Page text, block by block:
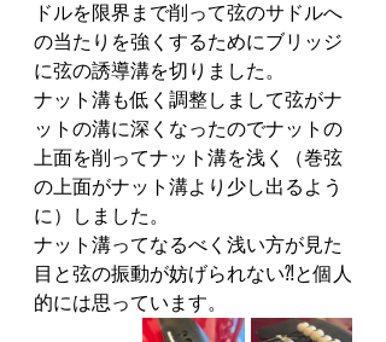
ドルを限界まで削って弦のサドルへ
の当たりを強くするためにブリッジ
に弦の誘導溝を切りました。
ナット溝も低く調整しまして弦がナ
ットの溝に深くなったのでナットの
上面を削ってナット溝を浅く（巻弦
の上面がナット溝より少し出るよう
に）しました。
ナット溝ってなるべく浅い方が見た
目と弦の振動が妨げられない⁈と個人
的には思っています。